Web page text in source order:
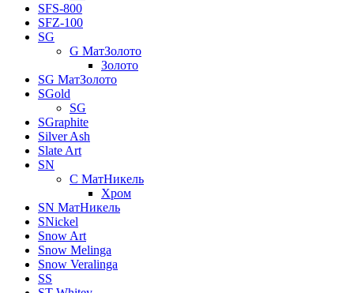
SFS-800
SFZ-100
SG
G МатЗолото
Золото
SG МатЗолото
SGold
SG
SGraphite
Silver Ash
Slate Art
SN
C МатНикель
Хром
SN МатНикель
SNickel
Snow Art
Snow Melinga
Snow Veralinga
SS